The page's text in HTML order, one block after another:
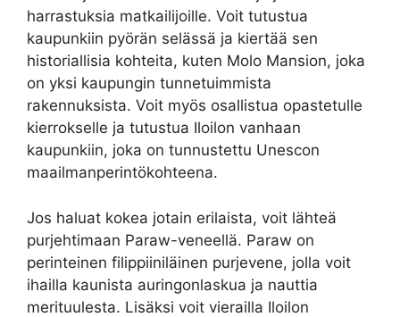
harrastuksia matkailijoille. Voit tutustua
kaupunkiin pyörän selässä ja kiertää sen
historiallisia kohteita, kuten Molo Mansion, joka
on yksi kaupungin tunnetuimmista
rakennuksista. Voit myös osallistua opastetulle
kierrokselle ja tutustua Iloilon vanhaan
kaupunkiin, joka on tunnustettu Unescon
maailmanperintökohteena.
Jos haluat kokea jotain erilaista, voit lähteä
purjehtimaan Paraw-veneellä. Paraw on
perinteinen filippiiniläinen purjevene, jolla voit
ihailla kaunista auringonlaskua ja nauttia
merituulesta. Lisäksi voit vierailla Iloilon